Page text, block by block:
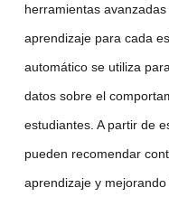
herramientas
aprendizaje para cada
automáticose utiliza
datos sobre el
estudiantes. A partir de
pueden recomendar
aprendizaje y